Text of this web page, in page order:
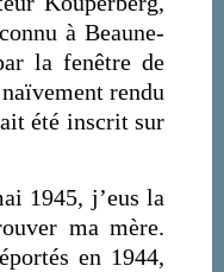
à Beaune-
la fenêtre de
rendu
été inscrit sur
1945, j’eus la
ma mère.
en 1944,